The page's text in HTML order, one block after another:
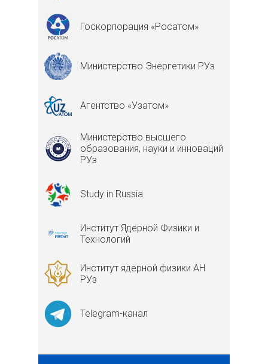
Госкорпорация «Росатом»
Министерство Энергетики РУз
Агентство «Узатом»
Министерство высшего
образования, науки и инноваций
РУз
Study in Russia
Институт Ядерной Физики и
Технологий
Институт ядерной физики АН
РУз
Telegram-канал